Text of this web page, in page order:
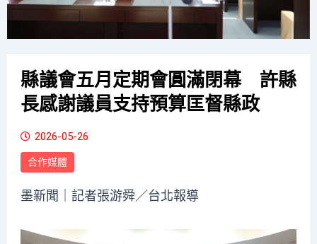
縣議會五月定期會圓滿閉幕 許縣
長感謝議員支持預算匡督縣政
2026-05-26
合作媒體
墨新聞 ｜記者張游舜／台北報導